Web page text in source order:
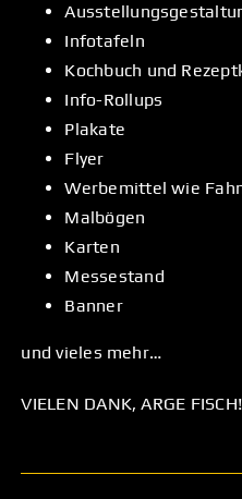
Infotafeln
Kochbuch und
Info-Rollups
Plakate
Flyer
Werbemittel wie
Malbögen
Karten
Messestand
Banner
und vieles mehr…
VIELEN DANK, ARGE FISCH!